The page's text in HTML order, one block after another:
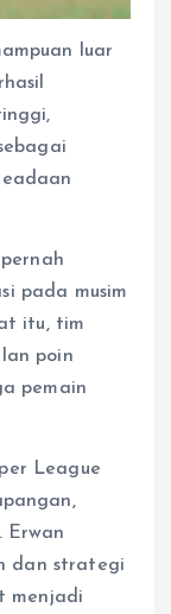
luar
pada musim
itu, tim
poin
pemain
League
Erwan
dan strategi
menjadi